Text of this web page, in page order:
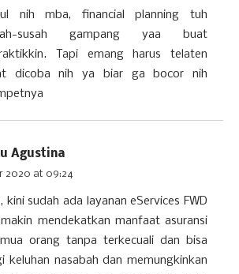
nih mba, financial planning tuh
susah gampang yaa buat
Tapi emang harus telaten
dicoba nih ya biar ga bocor nih
Agustina
2020 at 09:24
kini sudah ada layanan eServices FWD
mendekatkan manfaat asuransi
orang tanpa terkecuali dan bisa
keluhan nasabah dan memungkinkan